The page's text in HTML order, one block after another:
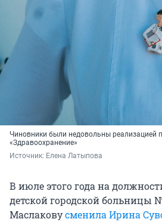
Чиновники были недовольны реализацией
«Здравоохранение»
Источник: Елена Латыпова
В июле этого года на
детской городской
Маслаковусменила Ирина